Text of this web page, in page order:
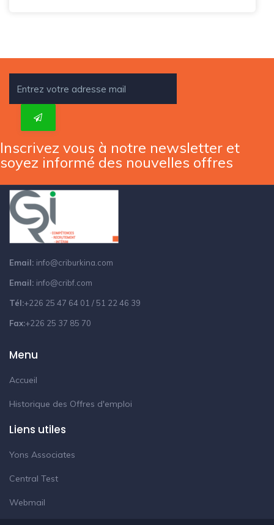
Inscrivez vous à notre newsletter et
soyez informé des nouvelles offres
Email: info@criburkina.com
Email: info@cribf.com
Tél:+226 25 47 64 01 / 51 22 46 39
Fax:+226 25 37 85 70
Menu
Accueil
Historique des Offres d'emploi
Liens utiles
Yons Associates
Central Test
Webmail